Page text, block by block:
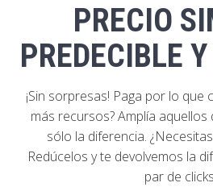
PRECIO
PREDECIBLE
¡Sin sorpresas! Paga por lo que
más recursos? Amplía aquellos
sólo la diferencia.
Redúcelos y te devolvemos la
par de